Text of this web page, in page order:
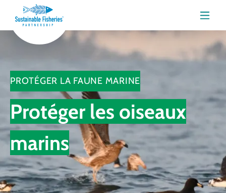
Menu
PROTÉGER LA FAUNE MARINE
Protéger les oiseaux
marins